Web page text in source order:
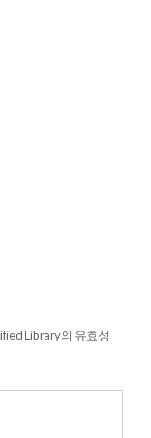
Library의 유효성